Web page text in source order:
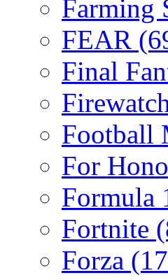
Farming
FEAR
Final
Football
For
Formula
Fortnite
Forza